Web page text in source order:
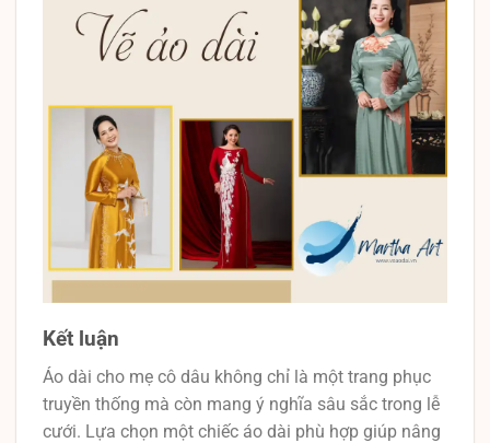
Kết luận
Áo dài cho mẹ cô dâu không chỉ là một trang phục
truyền thống mà còn mang ý nghĩa sâu sắc trong lễ
cưới. Lựa chọn một chiếc áo dài phù hợp giúp nâng